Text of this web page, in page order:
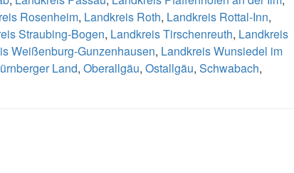
Rosenheim, Landkreis Roth, Landkreis Rottal-Inn,
Straubing-Bogen, Landkreis Tirschenreuth, Landkreis
Weißenburg-Gunzenhausen, Landkreis Wunsiedel im
Land, Oberallgäu, Ostallgäu, Schwabach,